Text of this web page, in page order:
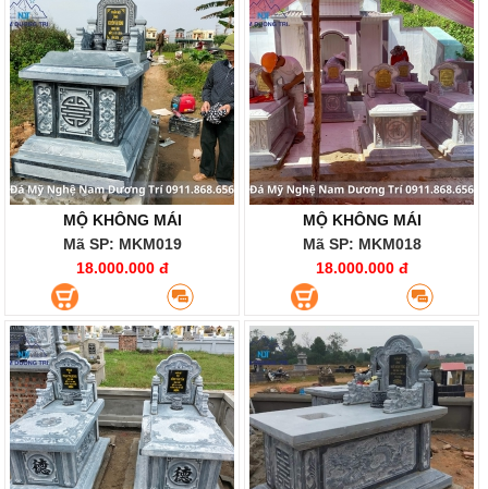
MỘ KHÔNG MÁI
Mã SP: MKM019
18.000.000 đ
MỘ KHÔNG MÁI
Mã SP: MKM018
18.000.000 đ